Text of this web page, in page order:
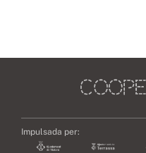
Impulsada per: